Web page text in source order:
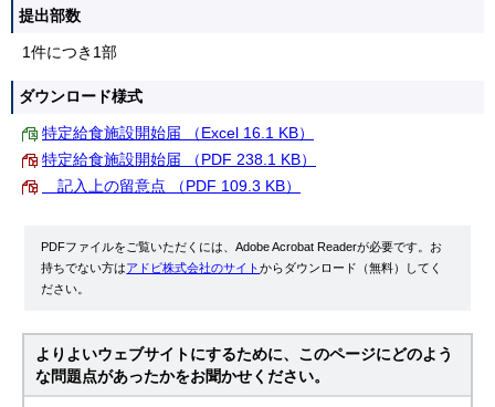
提出部数
1件につき1部
ダウンロード様式
特定給食施設開始届 （Excel 16.1 KB）
特定給食施設開始届 （PDF 238.1 KB）
記入上の留意点 （PDF 109.3 KB）
PDFファイルをご覧いただくには、Adobe Acrobat Readerが必要です。お
持ちでない方はアドビ株式会社のサイトからダウンロード（無料）してく
ださい。
よりよいウェブサイトにするために、このページにどのよう
な問題点があったかをお聞かせください。